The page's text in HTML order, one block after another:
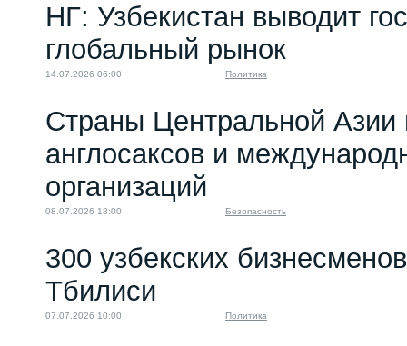
НГ: Узбекистан выводит
глобальный рынок
14.07.2026 06:00 Политика
Страны Центральной Азии
англосаксов и
организаций
08.07.2026 18:00 Безопасность
300 узбекских
Тбилиси
07.07.2026 10:00 Политика